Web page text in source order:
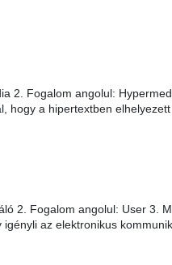
2. Fogalom angolul:
hogy a hipertextben
2. Fogalom angolul: User 3.
az elektronikus